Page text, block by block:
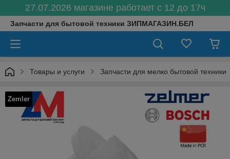
27.07.2026 магазине работает с 12 до 17ч
Запчасти для бытовой техники ЗИПМАГАЗИН.БЕЛ
Товары и услуги Запчасти для мелко бытовой техники
Zemler